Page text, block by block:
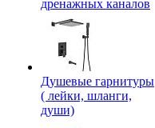
дренажных каналов
Душевые гарнитуры
( лейки, шланги,
души)